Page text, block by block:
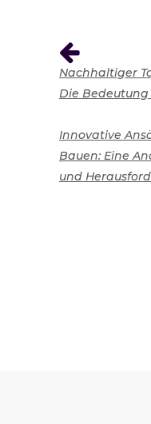
Nachhaltiger
Die
Innovative
Bauen: Eine
und